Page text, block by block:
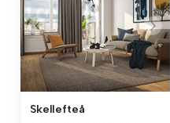
Skellefteå